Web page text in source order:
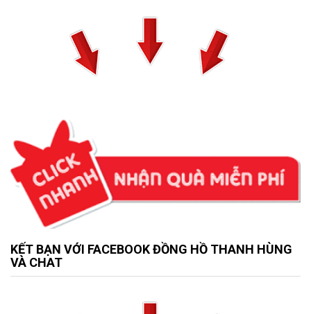
KẾT BẠN VỚI FACEBOOK ĐỒNG HỒ THANH HÙNG
VÀ CHAT